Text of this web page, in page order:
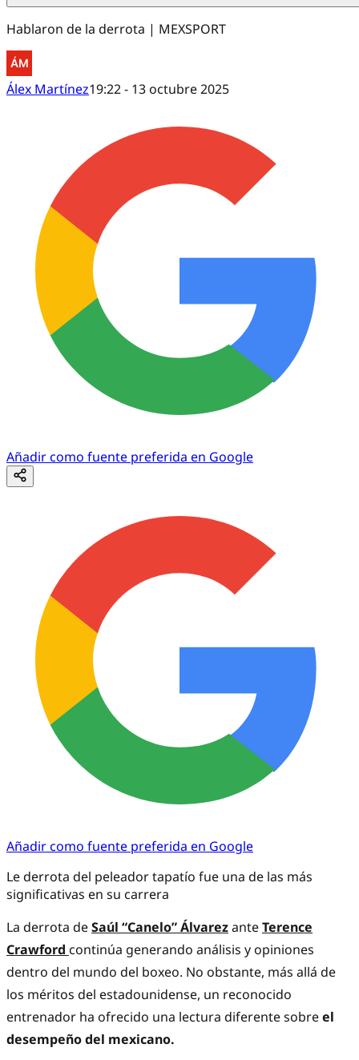
Hablaron de la derrota | MEXSPORT
Álex Martínez19:22 - 13 octubre 2025
Añadir como fuente preferida en Google
Añadir como fuente preferida en Google
Le derrota del peleador tapatío fue una de las más
significativas en su carrera
La derrota deSaúl “Canelo” ÁlvarezanteTerence
Crawford continúa generando análisis y opiniones
dentro del mundo del boxeo. No obstante, más allá de
los méritos del estadounidense, un reconocido
entrenador ha ofrecido una lectura diferente sobreel
desempeño del mexicano.